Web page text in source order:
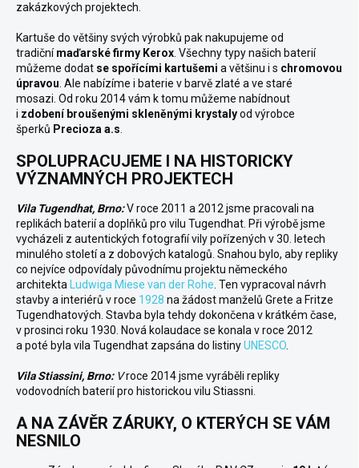
zakázkových projektech.
Kartuše do většiny svých výrobků pak nakupujeme od
tradičnímaďarské firmy Kerox. Všechny typy našich baterií
můžeme dodat se spořícími kartušemi a většinu i s chromovou
úpravou. Ale nabízíme i baterie v barvě zlaté a ve staré
mosazi. Od roku 2014 vám k tomu můžeme nabídnout
i zdobeníbroušenými skleněnými krystalyod výrobce
šperků Precioza a.s.
SPOLUPRACUJEME I NA HISTORICKY
VÝZNAMNÝCH PROJEKTECH
Vila Tugendhat, Brno:V roce 2011 a 2012 jsme pracovali na
replikách baterií a doplňků pro vilu Tugendhat. Při výrobě jsme
vycházeli z autentických fotografií vily pořízených v 30. letech
minulého století a z dobových katalogů. Snahou bylo, aby repliky
co nejvíce odpovídaly původnímu projektu německého
architekta
Ludwiga Miese van der Rohe . Ten vypracoval návrh
stavby a interiérů v roce 1928 na žádost manželů Grete a Fritze
Tugendhatových. Stavba byla tehdy dokončena v krátkém čase,
v prosinci roku 1930. Nová kolaudace se konala v roce 2012
a poté byla vila Tugendhat zapsána do listinyUNESCO
Vila Stiassini, Brno: Vroce 2014 jsme vyráběli repliky
vodovodních baterií pro historickou vilu Stiassni
A NA ZÁVĚR ZÁRUKY, O KTERÝCH SE VÁM
NESNILO